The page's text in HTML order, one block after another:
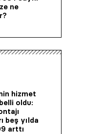
ne
hizmet
oldu:
beş yılda
arttı